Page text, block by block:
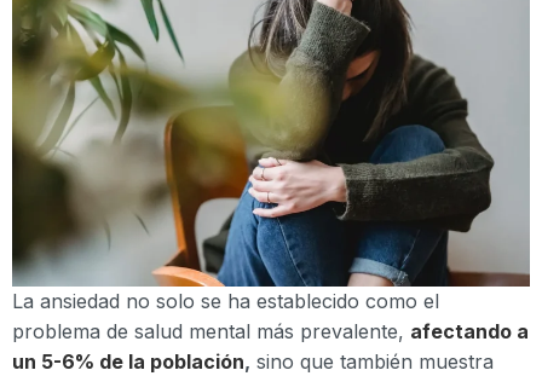
La ansiedad no solo se ha establecido como el
problema de salud mental más prevalente, afectando a
un 5-6% de la población, sino que también muestra